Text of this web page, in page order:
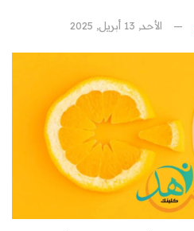
الأحد, 13 أبريل, 2025